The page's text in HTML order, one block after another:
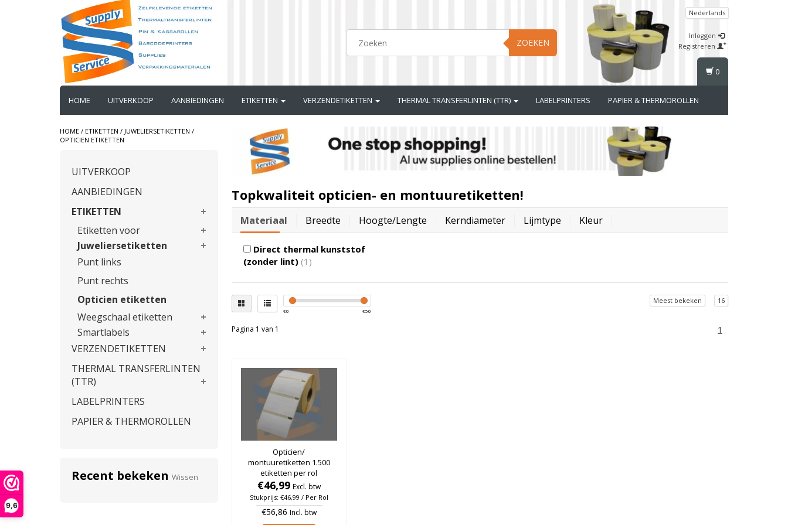
9,6
ZOEKEN
Nederlands
Inloggen
Registreren
HOME UITVERKOOP AANBIEDINGEN ETIKETTEN VERZENDETIKETTEN THERMAL TRANSFERLINTEN (TTR) LABELPRINTERS PAPIER & THERMOROLLEN
0
HOME / ETIKETTEN / JUWELIERSETIKETTEN /
OPTICIEN ETIKETTEN
UITVERKOOP
AANBIEDINGEN
ETIKETTEN
Etiketten voor
Juweliersetiketten
Punt links
Punt rechts
Opticien etiketten
Weegschaal etiketten
Smartlabels
VERZENDETIKETTEN
THERMAL TRANSFERLINTEN
(TTR)
LABELPRINTERS
PAPIER & THERMOROLLEN
Recent bekeken Wissen
Topkwaliteit opticien- en montuuretiketten!
Materiaal Breedte Hoogte/lengte Kerndiameter Lijmtype Kleur
Direct thermal kunststof
(zonder lint) (1)
€0 €50
Meest bekeken 16
Pagina 1 van 1 1
Opticien/
montuuretiketten 1.500
etiketten per rol
€46,99 Excl. btw
Stukprijs: €46,99 / Per Rol
€56,86 Incl. btw